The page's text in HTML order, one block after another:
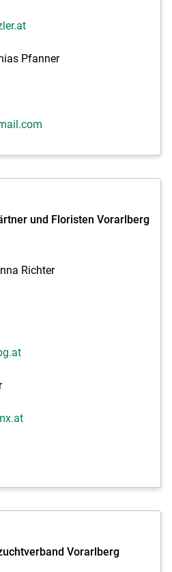
Pfanner
und Floristen Vorarlberg
Richter
Vorarlberg